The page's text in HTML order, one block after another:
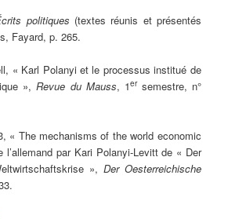
politiques (textes réunis et présentés
Fayard, p. 265.
« Karl Polanyi et le processus institué de
»,Revue du Mauss, 1ersemestre, n°
« The mechanisms of the world economic
par Kari Polanyi-Levitt de « Der
», Der Oesterreichische